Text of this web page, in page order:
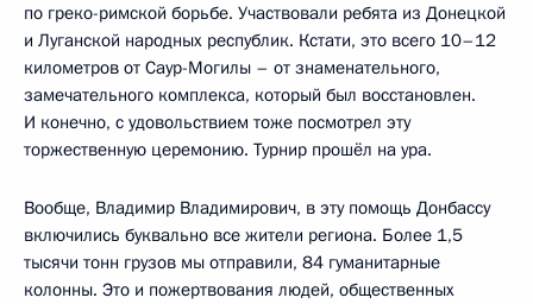
по греко-римской борьбе. Участвовали ребята из Донецкой
и Луганской народных республик. Кстати, это всего 10–12
километров от Саур-Могилы – от знаменательного,
замечательного комплекса, который был восстановлен.
И конечно, с удовольствием тоже посмотрел эту
торжественную церемонию. Турнир прошёл на ура.
Вообще, Владимир Владимирович, в эту помощь Донбассу
включились буквально все жители региона. Более 1,5
тысячи тонн грузов мы отправили, 84 гуманитарные
колонны. Это и пожертвования людей, общественных